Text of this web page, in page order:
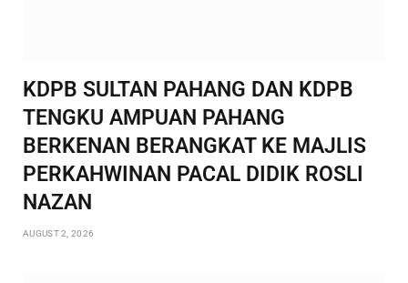
KDPB SULTAN PAHANG DAN KDPB
TENGKU AMPUAN PAHANG
BERKENAN BERANGKAT KE MAJLIS
PERKAHWINAN PACAL DIDIK ROSLI
NAZAN
AUGUST 2, 2026